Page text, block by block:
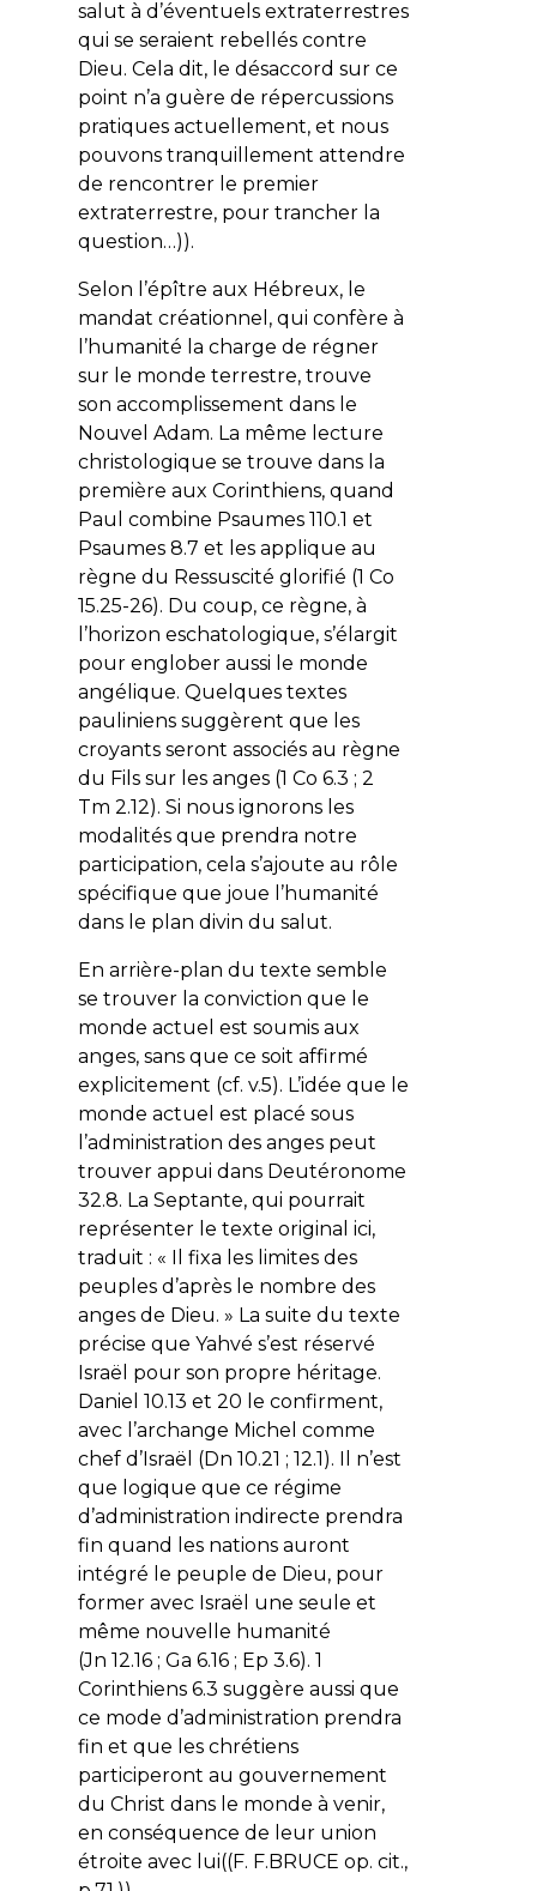
salut à d’éventuels extraterrestres
qui se seraient rebellés contre
Dieu. Cela dit, le désaccord sur ce
point n’a guère de répercussions
pratiques actuellement, et nous
pouvons tranquillement attendre
de rencontrer le premier
extraterrestre, pour trancher la
question…)).
Selon l’épître aux Hébreux, le
mandat créationnel, qui confère à
l’humanité la charge de régner
sur le monde terrestre, trouve
son accomplissement dans le
Nouvel Adam. La même lecture
christologique se trouve dans la
première aux Corinthiens, quand
Paul combine Psaumes 110.1 et
Psaumes 8.7 et les applique au
règne du Ressuscité glorifié (1 Co
15.25-26). Du coup, ce règne, à
l’horizon eschatologique, s’élargit
pour englober aussi le monde
angélique. Quelques textes
pauliniens suggèrent que les
croyants seront associés au règne
du Fils sur les anges (1 Co 6.3 ; 2
Tm 2.12). Si nous ignorons les
modalités que prendra notre
participation, cela s’ajoute au rôle
spécifique que joue l’humanité
dans le plan divin du salut.
En arrière-plan du texte semble
se trouver la conviction que le
monde actuel est soumis aux
anges, sans que ce soit affirmé
explicitement (cf. v.5). L’idée que le
monde actuel est placé sous
l’administration des anges peut
trouver appui dans Deutéronome
32.8. La Septante, qui pourrait
représenter le texte original ici,
traduit : « Il fixa les limites des
peuples d’après le nombre des
anges de Dieu. » La suite du texte
précise que Yahvé s’est réservé
Israël pour son propre héritage.
Daniel 10.13 et 20 le confirment,
avec l’archange Michel comme
chef d’Israël (Dn 10.21 ; 12.1). Il n’est
que logique que ce régime
d’administration indirecte prendra
fin quand les nations auront
intégré le peuple de Dieu, pour
former avec Israël une seule et
même nouvelle humanité
(Jn 12.16 ; Ga 6.16 ; Ep 3.6). 1
Corinthiens 6.3 suggère aussi que
ce mode d’administration prendra
fin et que les chrétiens
participeront au gouvernement
du Christ dans le monde à venir,
en conséquence de leur union
étroite avec lui((F. F.BRUCE op. cit.,